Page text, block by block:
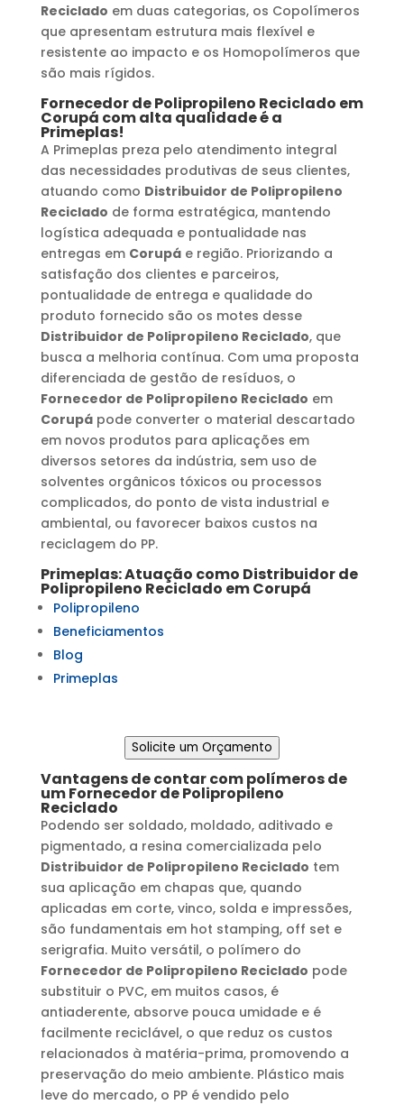
Reciclado em duas categorias, os Copolímeros
que apresentam estrutura mais flexível e
resistente ao impacto e os Homopolímeros que
são mais rígidos.
Fornecedor de Polipropileno Reciclado em
Corupá com alta qualidade é a
Primeplas!
A Primeplas preza pelo atendimento integral
das necessidades produtivas de seus clientes,
atuando como Distribuidor de Polipropileno
Reciclado de forma estratégica, mantendo
logística adequada e pontualidade nas
entregas em Corupáe região. Priorizando a
satisfação dos clientes e parceiros,
pontualidade de entrega e qualidade do
produto fornecido são os motes desse
Distribuidor de Polipropileno Reciclado, que
busca a melhoria contínua. Com uma proposta
diferenciada de gestão de resíduos, o
Fornecedor de Polipropileno Reciclado em
Corupápode converter o material descartado
em novos produtos para aplicações em
diversos setores da indústria, sem uso de
solventes orgânicos tóxicos ou processos
complicados, do ponto de vista industrial e
ambiental, ou favorecer baixos custos na
reciclagem do PP.
Primeplas: Atuação como Distribuidor de
Polipropileno Reciclado emCorupá
Polipropileno
Beneficiamentos
Blog
Primeplas
Solicite um Orçamento
Vantagens de contar com polímeros de
umFornecedor de Polipropileno
Reciclado
Podendo ser soldado, moldado, aditivado e
pigmentado, a resina comercializada pelo
Distribuidor de Polipropileno Reciclado tem
sua aplicação em chapas que, quando
aplicadas em corte, vinco, solda e impressões,
são fundamentais em hot stamping, off set e
serigrafia. Muito versátil, o polímero do
Fornecedor de Polipropileno Reciclado pode
substituir o PVC, em muitos casos, é
antiaderente, absorve pouca umidade e é
facilmente reciclável, o que reduz os custos
relacionados à matéria-prima, promovendo a
preservação do meio ambiente. Plástico mais
leve do mercado, o PP é vendido pelo